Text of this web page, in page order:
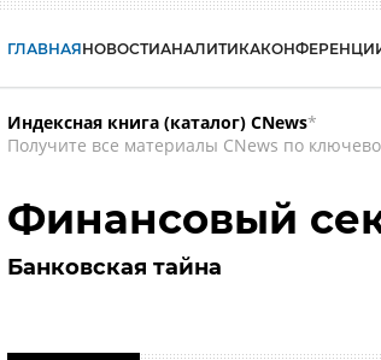
ГЛАВНАЯНОВОСТИАНАЛИТИКА
Индексная книга (каталог) CNews*
Получите все материалы CNews по
Финансовый
Банковская тайна